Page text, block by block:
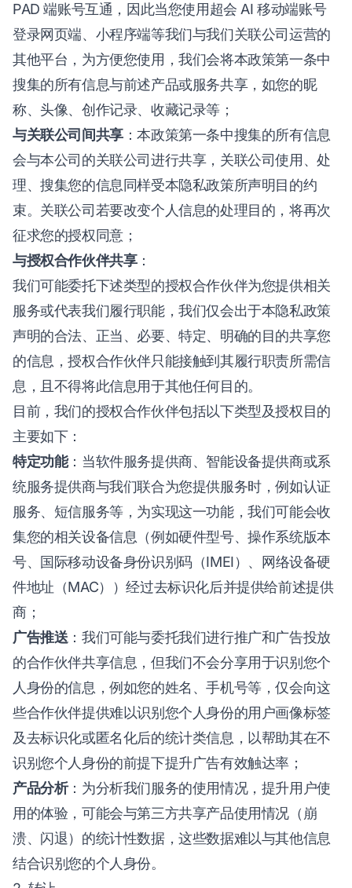
PAD 端账号互通，因此当您使用超会 AI 移动端账号
登录网页端、小程序端等我们与我们关联公司运营的
其他平台，为方便您使用，我们会将本政策第一条中
搜集的所有信息与前述产品或服务共享，如您的昵
称、头像、创作记录、收藏记录等；
与关联公司间共享：本政策第一条中搜集的所有信息
会与本公司的关联公司进行共享，关联公司使用、处
理、搜集您的信息同样受本隐私政策所声明目的约
束。关联公司若要改变个人信息的处理目的，将再次
征求您的授权同意；
与授权合作伙伴共享：
我们可能委托下述类型的授权合作伙伴为您提供相关
服务或代表我们履行职能，我们仅会出于本隐私政策
声明的合法、正当、必要、特定、明确的目的共享您
的信息，授权合作伙伴只能接触到其履行职责所需信
息，且不得将此信息用于其他任何目的。
目前，我们的授权合作伙伴包括以下类型及授权目的
主要如下：
特定功能：当软件服务提供商、智能设备提供商或系
统服务提供商与我们联合为您提供服务时，例如认证
服务、短信服务等，为实现这一功能，我们可能会收
集您的相关设备信息（例如硬件型号、操作系统版本
号、国际移动设备身份识别码（IMEI）、网络设备硬
件地址（MAC））经过去标识化后并提供给前述提供
商；
广告推送 ：我们可能与委托我们进行推广和广告投放
的合作伙伴共享信息，但我们不会分享用于识别您个
人身份的信息，例如您的姓名、手机号等，仅会向这
些合作伙伴提供难以识别您个人身份的用户画像标签
及去标识化或匿名化后的统计类信息，以帮助其在不
识别您个人身份的前提下提升广告有效触达率；
产品分析：为分析我们服务的使用情况，提升用户使
用的体验，可能会与第三方共享产品使用情况（崩
溃、闪退）的统计性数据，这些数据难以与其他信息
结合识别您的个人身份。